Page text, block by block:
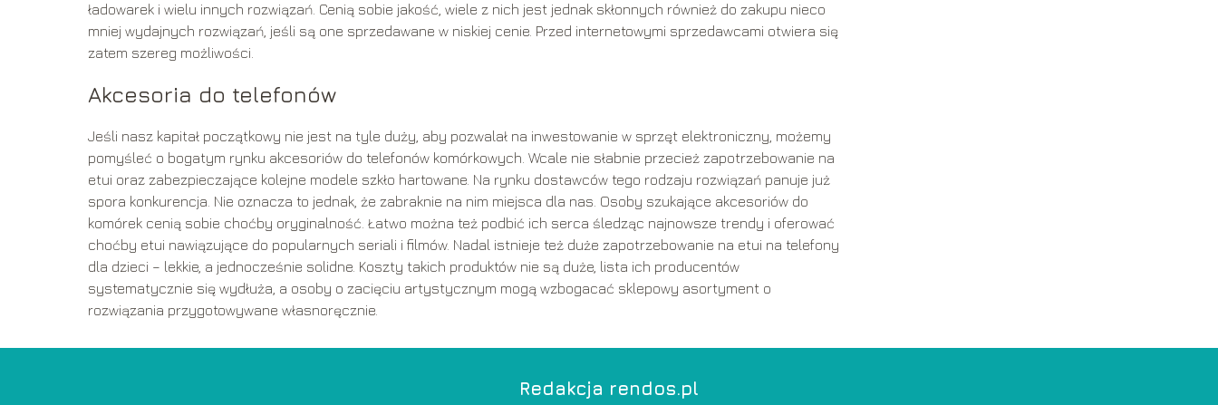
ładowarek i wielu innych rozwiązań. Cenią sobie jakość, wiele z nich jest jednak skłonnych również do zakupu nieco
mniej wydajnych rozwiązań, jeśli są one sprzedawane w niskiej cenie. Przed internetowymi sprzedawcami otwiera się
zatem szereg możliwości.
Akcesoria do telefonów
Jeśli nasz kapitał początkowy nie jest na tyle duży, aby pozwalał na inwestowanie w sprzęt elektroniczny, możemy
pomyśleć o bogatym rynku akcesoriów do telefonów komórkowych. Wcale nie słabnie przecież zapotrzebowanie na
etui oraz zabezpieczające kolejne modele szkło hartowane. Na rynku dostawców tego rodzaju rozwiązań panuje już
spora konkurencja. Nie oznacza to jednak, że zabraknie na nim miejsca dla nas. Osoby szukające akcesoriów do
komórek cenią sobie choćby oryginalność. Łatwo można też podbić ich serca śledząc najnowsze trendy i oferować
choćby etui nawiązujące do popularnych seriali i filmów. Nadal istnieje też duże zapotrzebowanie na etui na telefony
dla dzieci – lekkie, a jednocześnie solidne. Koszty takich produktów nie są duże, lista ich producentów
systematycznie się wydłuża, a osoby o zacięciu artystycznym mogą wzbogacać sklepowy asortyment o
rozwiązania przygotowywane własnoręcznie.
Redakcja rendos.pl